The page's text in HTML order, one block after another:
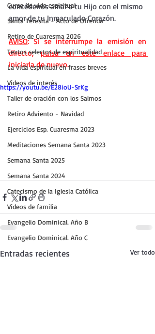
Curso de vida espiritual
Santa Teresita - Acto de Ofrenda
Retiro de Cuaresma 2026
Textos selectos de espiritualidad
La vida espiritual en frases breves
Vídeos de interés
Taller de oración con los Salmos
Retiro Adviento - Navidad
Ejercicios Esp. Cuaresma 2023
Meditaciones Semana Santa 2023
Semana Santa 2025
Semana Santa 2024
Catecismo de la Iglesia Católica
Vídeos de familia
Evangelio Dominical. Año B
Evangelio Dominical. Año C
concédenos amar a tu Hijo con el mismo
amor de tu Inmaculado Corazón.
AVISO: Si se interrumpe la emisión en
directo, pulsa en este enlace para
iniciarla de nuevo.
https://youtu.be/E28ioU-SrKg
Entradas recientes Ver todo